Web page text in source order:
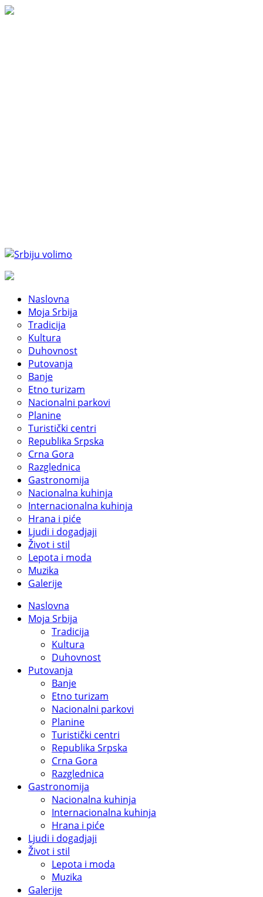
Naslovna
Moja Srbija
Tradicija
Kultura
Duhovnost
Putovanja
Banje
Etno turizam
Nacionalni parkovi
Planine
Turistički centri
Republika Srpska
Crna Gora
Razglednica
Gastronomija
Nacionalna kuhinja
Internacionalna kuhinja
Hrana i piće
Ljudi i dogadjaji
Život i stil
Lepota i moda
Muzika
Galerije
Naslovna
Moja Srbija
Tradicija
Kultura
Duhovnost
Putovanja
Banje
Etno turizam
Nacionalni parkovi
Planine
Turistički centri
Republika Srpska
Crna Gora
Razglednica
Gastronomija
Nacionalna kuhinja
Internacionalna kuhinja
Hrana i piće
Ljudi i dogadjaji
Život i stil
Lepota i moda
Muzika
Galerije